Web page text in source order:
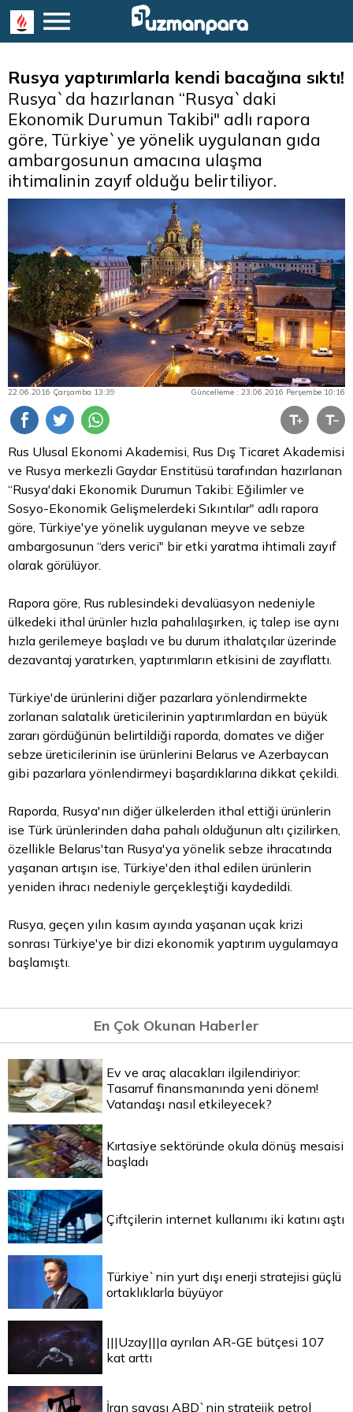
Rusya yaptırımlarla kendi bacağına sıktı!
Rusya`da hazırlanan “Rusya`daki
Ekonomik Durumun Takibi" adlı rapora
göre, Türkiye`ye yönelik uygulanan gıda
ambargosunun amacına ulaşma
ihtimalinin zayıf olduğu belirtiliyor.
22.06.2016 Çarşamba 13:39 Güncelleme : 23.06.2016 Perşembe 10:16
Rus Ulusal Ekonomi Akademisi, Rus Dış Ticaret Akademisi
ve Rusya merkezli Gaydar Enstitüsü tarafından hazırlanan
“Rusya'daki Ekonomik Durumun Takibi: Eğilimler ve
Sosyo-Ekonomik Gelişmelerdeki Sıkıntılar" adlı rapora
göre, Türkiye'ye yönelik uygulanan meyve ve sebze
ambargosunun “ders verici" bir etki yaratma ihtimali zayıf
olarak görülüyor.
Rapora göre, Rus rublesindeki devalüasyon nedeniyle
ülkedeki ithal ürünler hızla pahalılaşırken, iç talep ise aynı
hızla gerilemeye başladı ve bu durum ithalatçılar üzerinde
dezavantaj yaratırken, yaptırımların etkisini de zayıflattı.
Türkiye'de ürünlerini diğer pazarlara yönlendirmekte
zorlanan salatalık üreticilerinin yaptırımlardan en büyük
zararı gördüğünün belirtildiği raporda, domates ve diğer
sebze üreticilerinin ise ürünlerini Belarus ve Azerbaycan
gibi pazarlara yönlendirmeyi başardıklarına dikkat çekildi.
Raporda, Rusya'nın diğer ülkelerden ithal ettiği ürünlerin
ise Türk ürünlerinden daha pahalı olduğunun altı çizilirken,
özellikle Belarus'tan Rusya'ya yönelik sebze ihracatında
yaşanan artışın ise, Türkiye'den ithal edilen ürünlerin
yeniden ihracı nedeniyle gerçekleştiği kaydedildi.
Rusya, geçen yılın kasım ayında yaşanan uçak krizi
sonrası Türkiye'ye bir dizi ekonomik yaptırım uygulamaya
başlamıştı.
En Çok Okunan Haberler
Ev ve araç alacakları ilgilendiriyor:
Tasarruf finansmanında yeni dönem!
Vatandaşı nasıl etkileyecek?
Kırtasiye sektöründe okula dönüş mesaisi
başladı
Çiftçilerin internet kullanımı iki katını aştı
Türkiye`nin yurt dışı enerji stratejisi güçlü
ortaklıklarla büyüyor
|||Uzay|||a ayrılan AR-GE bütçesi 107
kat arttı
İran savaşı ABD`nin stratejik petrol